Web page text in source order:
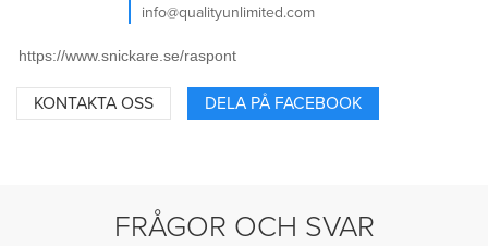
info@qualityunlimited.com
KONTAKTA OSS DELA PÅ FACEBOOK
FRÅGOR OCH SVAR